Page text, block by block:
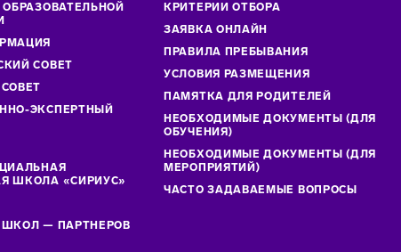
СОВЕТ
ЭКСПЕРТНЫЙ
ШКОЛА «СИРИУС»
— ПАРТНЕРОВ
КРИТЕРИИ ОТБОРА
ЗАЯВКА ОНЛАЙН
ПРАВИЛА ПРЕБЫВАНИЯ
УСЛОВИЯ РАЗМЕЩЕНИЯ
ПАМЯТКА ДЛЯ РОДИТЕЛЕЙ
НЕОБХОДИМЫЕ ДОКУМЕНТЫ (ДЛЯ
ОБУЧЕНИЯ)
НЕОБХОДИМЫЕ ДОКУМЕНТЫ (ДЛЯ
МЕРОПРИЯТИЙ)
ЧАСТО ЗАДАВАЕМЫЕ ВОПРОСЫ